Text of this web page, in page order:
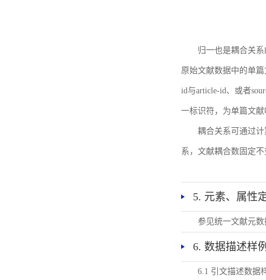
归一也是耦合关
原始文献数据中的单篇
id与article-id、或者
一标识符，为单篇文
耦合关系可通过
系，文献耦合数固定不
5. 元素、属性
参见统一文献元
6. 数据描述样
6.1 引文描述数据